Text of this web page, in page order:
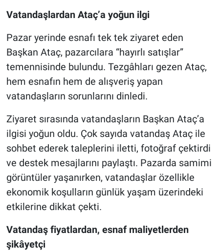
Vatandaşlardan Ataç’a yoğun ilgi
Pazar yerinde esnafı tek tek ziyaret eden
Başkan Ataç, pazarcılara “hayırlı satışlar”
temennisinde bulundu. Tezgâhları gezen Ataç,
hem esnafın hem de alışveriş yapan
vatandaşların sorunlarını dinledi.
Ziyaret sırasında vatandaşların Başkan Ataç’a
ilgisi yoğun oldu. Çok sayıda vatandaş Ataç ile
sohbet ederek taleplerini iletti, fotoğraf çektirdi
ve destek mesajlarını paylaştı. Pazarda samimi
görüntüler yaşanırken, vatandaşlar özellikle
ekonomik koşulların günlük yaşam üzerindeki
etkilerine dikkat çekti.
Vatandaş fiyatlardan, esnaf maliyetlerden
şikâyetçi